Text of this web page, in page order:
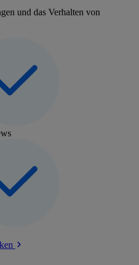
und das Verhalten von